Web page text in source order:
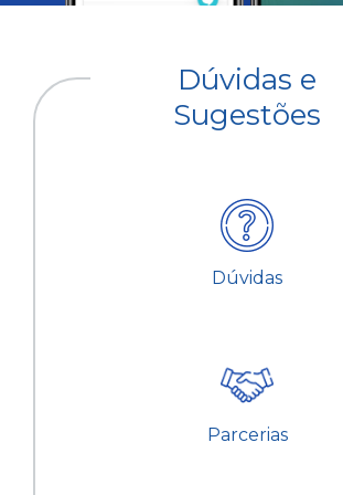
Dúvidas e
Sugestões
Dúvidas
Parcerias